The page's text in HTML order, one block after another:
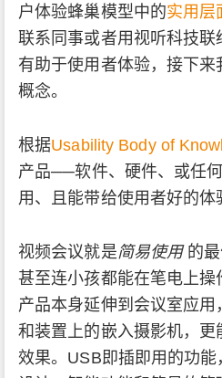
户体验蜂巢模型中的实用层
联系同事或者用视听科技
有助于使用者体验，接下
概念。
根据Usability Body of
产品──软件、硬件、或任
用、且能带给使用者好的体
视频会议就是简易使用的最
甚至连小孩都能在笔电上
产品本身延伸到会议室应
和装置上的嵌入摄影机，
效果。USB即插即用的功